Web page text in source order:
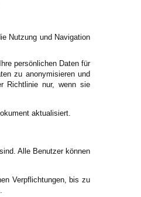
Nutzung und Navigation
persönlichen Daten für
zu anonymisieren und
Richtlinie nur, wenn sie
aktualisiert.
Alle Benutzer können
Verpflichtungen, bis zu